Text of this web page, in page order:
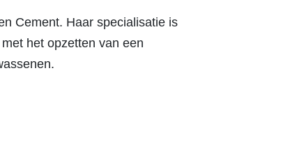
Cement. Haar specialisatie is
het opzetten van een